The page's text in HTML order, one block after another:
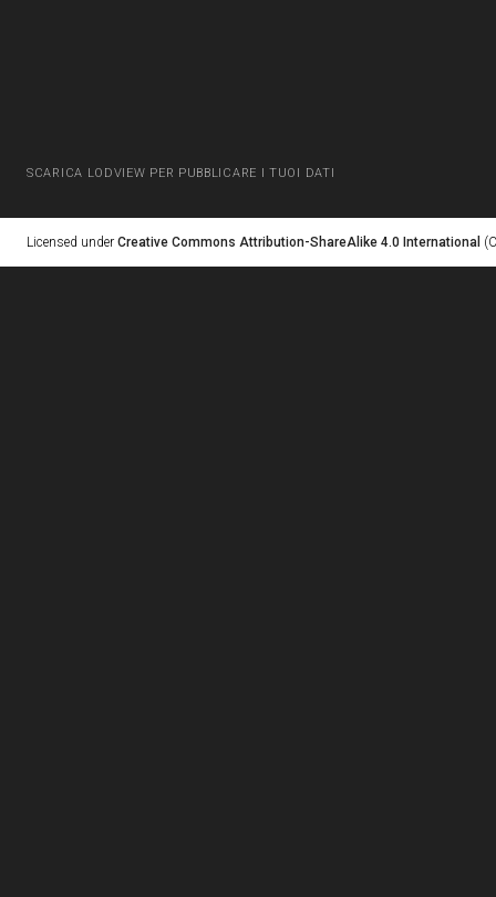
SCARICA LODVIEW PER PUBBLICARE I TUOI DATI
Licensed under Creative Commons Attribution-ShareAlike 4.0 International